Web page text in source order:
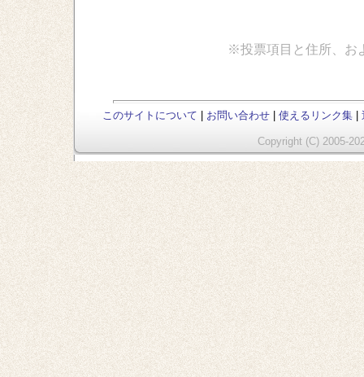
※投票項目と住所、お
このサイトについて お問い合わせ| 使えるリンク集|
Copyright (C) 2005-